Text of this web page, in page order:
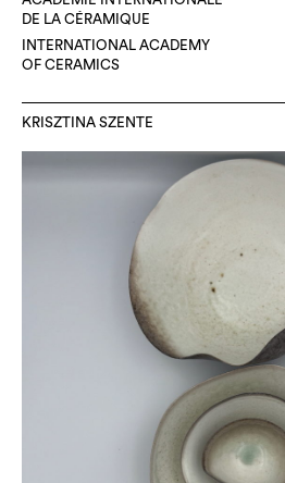
DE LA CÉRAMIQUE
INTERNATIONAL ACADEMY
OF CERAMICS
KRISZTINA SZENTE